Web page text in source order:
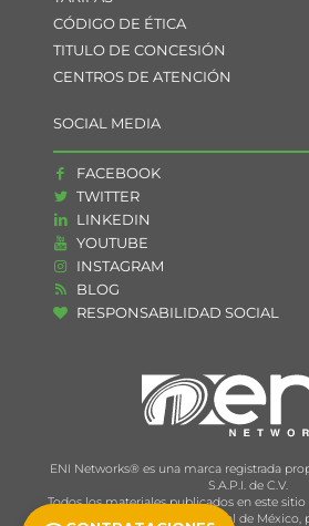
CÓDIGO DE ÉTICA
TITULO DE CONCESIÓN
CENTROS DE ATENCIÓN
SOCIAL MEDIA
FACEBOOK
TWITTER
LINKEDIN
YOUTUBE
INSTAGRAM
BLOG
RESPONSABILIDAD SOCIAL
ENI Networks® es una marca registrada
S.A.P.I. de C.V.
Todos los materiales publicados en este
leyes de propiedad intelectual de México,